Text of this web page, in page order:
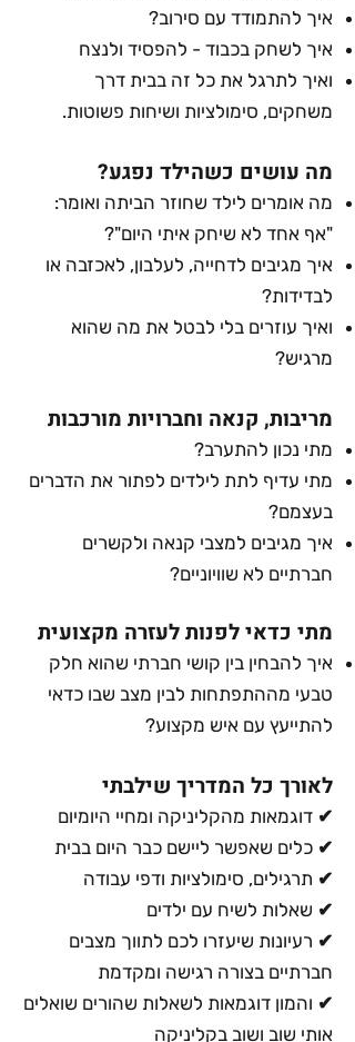
איך להתמודד עם סירוב?
איך לשחק בכבוד - להפסיד ולנצח
ואיך לתרגל את כל זה בבית דרך
משחקים, סימולציות ושיחות פשוטות.
מה עושים כשהילד נפגע?
מה אומרים לילד שחוזר הביתה ואומר:
"אף אחד לא שיחק איתי היום"?
איך מגיבים לדחייה, לעלבון, לאכזבה או
לבדידות?
ואיך עוזרים בלי לבטל את מה שהוא
מרגיש?
מריבות, קנאה וחברויות מורכבות
מתי נכון להתערב?
מתי עדיף לתת לילדים לפתור את הדברים
בעצמם?
איך מגיבים למצבי קנאה ולקשרים
חברתיים לא שוויוניים?
מתי כדאי לפנות לעזרה מקצועית
איך להבחין בין קושי חברתי שהוא חלק
טבעי מההתפתחות לבין מצב שבו כדאי
להתייעץ עם איש מקצוע?
לאורך כל המדריך שילבתי
✔ דוגמאות מהקליניקה ומחיי היומיום
✔ כלים שאפשר ליישם כבר היום בבית
✔ תרגילים, סימולציות ודפי עבודה
✔ שאלות לשיח עם ילדים
✔ רעיונות שיעזרו לכם לתווך מצבים
חברתיים בצורה רגישה ומקדמת
✔ והמון דוגמאות לשאלות שהורים שואלים
אותי שוב ושוב בקליניקה